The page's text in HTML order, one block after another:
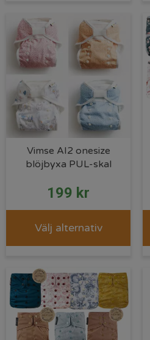
Vimse AI2 onesize
blöjbyxa PUL-skal
199 kr
Välj alternativ